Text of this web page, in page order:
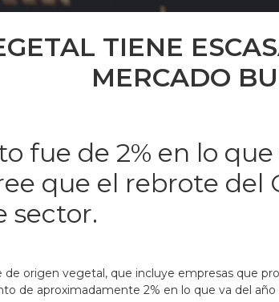
TIENE
MERCADO
fue de 2% en lo
que el rebrote del
sector.
de origen vegetal, que incluye empresas que
de aproximadamente 2% en lo que va del